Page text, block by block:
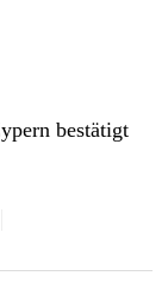
bestätigt